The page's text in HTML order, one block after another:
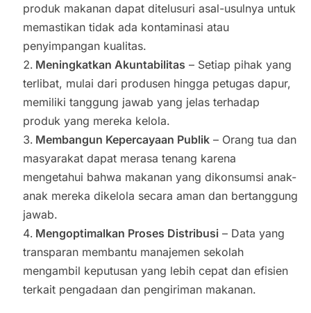
produk makanan dapat ditelusuri asal-usulnya untuk
memastikan tidak ada kontaminasi atau
penyimpangan kualitas.
Meningkatkan Akuntabilitas – Setiap pihak yang
terlibat, mulai dari produsen hingga petugas dapur,
memiliki tanggung jawab yang jelas terhadap
produk yang mereka kelola.
Membangun Kepercayaan Publik– Orang tua dan
masyarakat dapat merasa tenang karena
mengetahui bahwa makanan yang dikonsumsi anak-
anak mereka dikelola secara aman dan bertanggung
jawab.
Mengoptimalkan Proses Distribusi– Data yang
transparan membantu manajemen sekolah
mengambil keputusan yang lebih cepat dan efisien
terkait pengadaan dan pengiriman makanan.